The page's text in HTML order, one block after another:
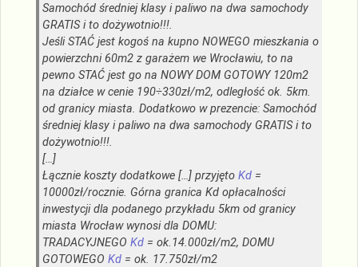
Samochód średniej klasy i paliwo na dwa samochody
GRATIS i to dożywotnio!!!.
Jeśli STAĆ jest kogoś na kupno NOWEGO mieszkania o
powierzchni 60m2 z garażem we Wrocławiu, to na
pewno STAĆ jest go na NOWY DOM GOTOWY 120m2
na działce w cenie 190÷330zł/m2, odległość ok. 5km.
od granicy miasta. Dodatkowo w prezencie: Samochód
średniej klasy i paliwo na dwa samochody GRATIS i to
dożywotnio!!!.
[…]
Łącznie koszty dodatkowe […] przyjęto Kd =
10000zł/rocznie. Górna granica Kd opłacalności
inwestycji dla podanego przykładu 5km od granicy
miasta Wrocław wynosi dla DOMU:
TRADACYJNEGO Kd = ok.14.000zł/m2, DOMU
GOTOWEGO Kd = ok. 17.750zł/m2